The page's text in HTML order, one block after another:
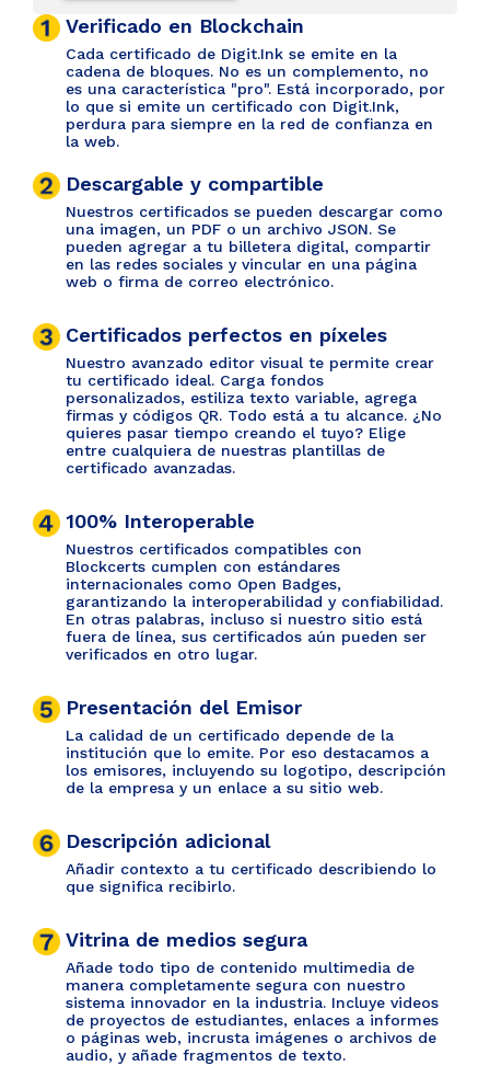
Verificado en Blockchain
Cada certificado de Digit.Ink se emite en la
cadena de bloques. No es un complemento, no
es una característica "pro". Está incorporado, por
lo que si emite un certificado con Digit.Ink,
perdura para siempre en la red de confianza en
la web.
Descargable y compartible
Nuestros certificados se pueden descargar como
una imagen, un PDF o un archivo JSON. Se
pueden agregar a tu billetera digital, compartir
en las redes sociales y vincular en una página
web o firma de correo electrónico.
Certificados perfectos en píxeles
Nuestro avanzado editor visual te permite crear
tu certificado ideal. Carga fondos
personalizados, estiliza texto variable, agrega
firmas y códigos QR. Todo está a tu alcance. ¿No
quieres pasar tiempo creando el tuyo? Elige
entre cualquiera de nuestras plantillas de
certificado avanzadas.
100% Interoperable
Nuestros certificados compatibles con
Blockcerts cumplen con estándares
internacionales como Open Badges,
garantizando la interoperabilidad y confiabilidad.
En otras palabras, incluso si nuestro sitio está
fuera de línea, sus certificados aún pueden ser
verificados en otro lugar.
Presentación del Emisor
La calidad de un certificado depende de la
institución que lo emite. Por eso destacamos a
los emisores, incluyendo su logotipo, descripción
de la empresa y un enlace a su sitio web.
Descripción adicional
Añadir contexto a tu certificado describiendo lo
que significa recibirlo.
Vitrina de medios segura
Añade todo tipo de contenido multimedia de
manera completamente segura con nuestro
sistema innovador en la industria. Incluye videos
de proyectos de estudiantes, enlaces a informes
o páginas web, incrusta imágenes o archivos de
audio, y añade fragmentos de texto.